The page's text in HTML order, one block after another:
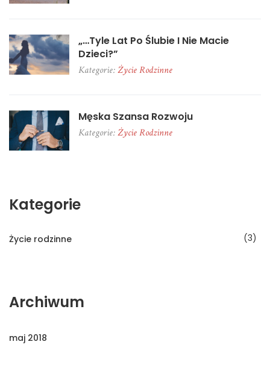
„…tyle Lat Po Ślubie I Nie Macie
Dzieci?”
Kategorie:Życie Rodzinne
Męska Szansa Rozwoju
Kategorie:Życie Rodzinne
Kategorie
Życie rodzinne 3
Archiwum
maj 2018